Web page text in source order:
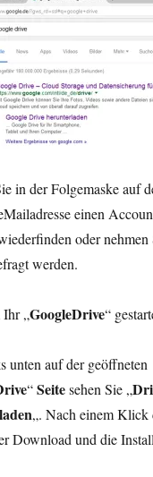
in der Folgemaske auf
einen
oder
werden.
„GoogleDrive“
unten auf der geöffneten
“Seitesehen Sie „
„. Nach einem Klick
Download und die